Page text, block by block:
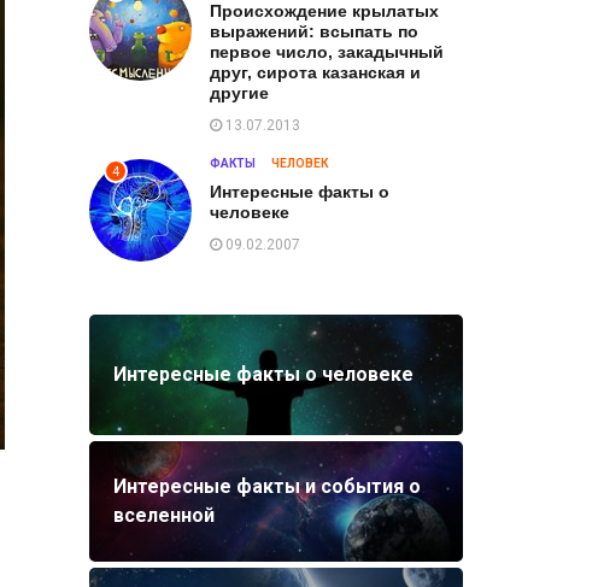
Происхождение крылатых
выражений: всыпать по
первое число, закадычный
друг, сирота казанская и
другие
13.07.2013
4
ФАКТЫ ЧЕЛОВЕК
Интересные факты о
человеке
09.02.2007
Интересные факты о человеке
Интересные факты и события о
вселенной